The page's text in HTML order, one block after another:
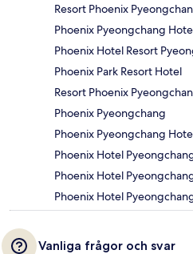
Resort Phoenix
Phoenix Pyeongchang
Phoenix Hotel Resort
Phoenix Park Resort Hotel
Resort Phoenix
Phoenix Pyeongchang
Phoenix Pyeongchang
Phoenix Hotel
Phoenix Hotel
Phoenix Hotel
Vanliga frågor och svar